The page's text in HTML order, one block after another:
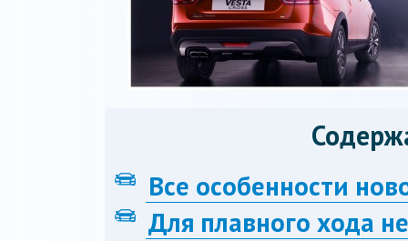
Все особенности
Для плавного хода